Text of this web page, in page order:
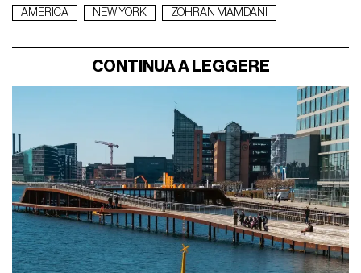
AMERICA NEW YORK ZOHRAN MAMDANI
CONTINUA A LEGGERE